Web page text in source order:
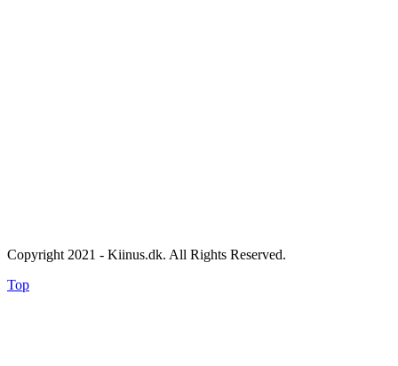
Copyright 2021 - Kiinus.dk. All Rights Reserved.
Top